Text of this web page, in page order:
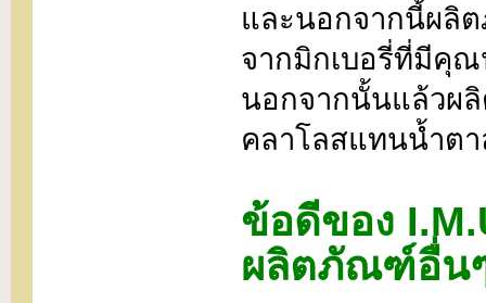
และนอกจากนี้ผลิ
จากมิกเบอรี่ที่มีคุณ
นอกจากนั้นแล้วผ
คลาโลสแทนน้ำต
ข้อดีของ
ผลิตภัณฑ์อื่น